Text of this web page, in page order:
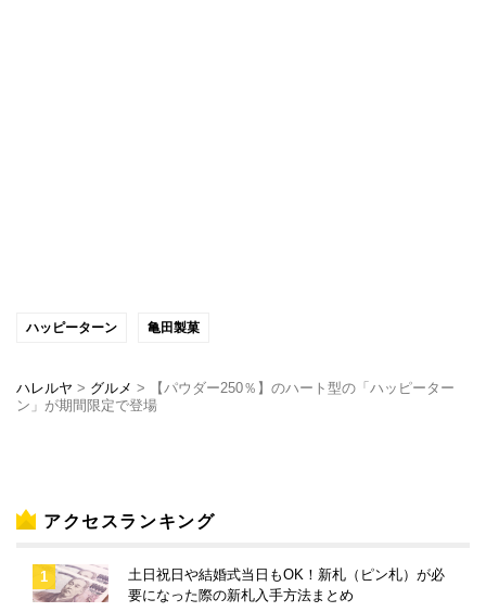
ハッピーターン 亀田製菓
ハレルヤ > グルメ >
【パウダー250％】のハート型の「ハッピーター
ン」が期間限定で登場
アクセスランキング
土日祝日や結婚式当日もOK！新札（ピン札）が必
要になった際の新札入手方法まとめ